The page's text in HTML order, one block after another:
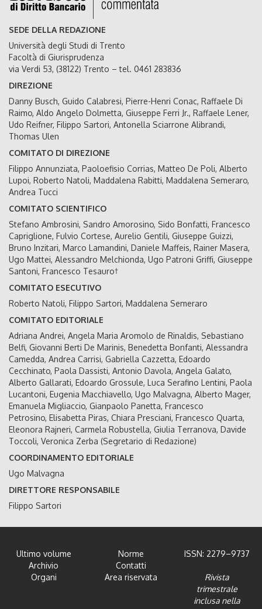
SEDE DELLA REDAZIONE
Università degli Studi di Trento
Facoltà di Giurisprudenza
via Verdi 53, (38122) Trento – tel. 0461 283836
DIREZIONE
Danny Busch, Guido Calabresi, Pierre-Henri Conac, Raffaele Di
Raimo, Aldo Angelo Dolmetta, Giuseppe Ferri Jr., Raffaele Lener,
Udo Reifner, Filippo Sartori, Antonella Sciarrone Alibrandi,
Thomas Ulen
COMITATO DI DIREZIONE
Filippo Annunziata, Paoloefisio Corrias, Matteo De Poli, Alberto
Lupoi, Roberto Natoli, Maddalena Rabitti, Maddalena Semeraro,
Andrea Tucci
COMITATO SCIENTIFICO
Stefano Ambrosini, Sandro Amorosino, Sido Bonfatti, Francesco
Capriglione, Fulvio Cortese, Aurelio Gentili, Giuseppe Guizzi,
Bruno Inzitari, Marco Lamandini, Daniele Maffeis, Rainer Masera,
Ugo Mattei, Alessandro Melchionda, Ugo Patroni Griffi, Giuseppe
Santoni, Francesco Tesauro†
COMITATO ESECUTIVO
Roberto Natoli, Filippo Sartori, Maddalena Semeraro
COMITATO EDITORIALE
Adriana Andrei, Angela Maria Aromolo de Rinaldis, Sebastiano
Belfi, Giovanni Berti De Marinis, Benedetta Bonfanti, Alessandra
Camedda, Andrea Carrisi, Gabriella Cazzetta, Edoardo
Cecchinato, Paola Dassisti, Antonio Davola, Angela Galato,
Alberto Gallarati, Edoardo Grossule, Luca Serafino Lentini, Paola
Lucantoni, Eugenia Macchiavello, Ugo Malvagna, Alberto Mager,
Emanuela Migliaccio, Gianpaolo Panetta, Francesco
Petrosino, Elisabetta Piras, Chiara Presciani, Francesco Quarta,
Eleonora Rajneri, Carmela Robustella, Giulia Terranova, Davide
Toccoli, Veronica Zerba (Segretario di Redazione)
COORDINAMENTO EDITORIALE
Ugo Malvagna
DIRETTORE RESPONSABILE
Filippo Sartori
Ultimo volume
Archivio
Organi
Norme
Contatti
Area riservata
ISSN: 2279–9737
Rivista
trimestrale
inclusa nella